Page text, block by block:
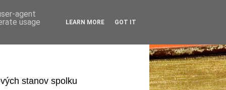
stanov spolku
agent
usage
LEARN MORE GOT IT